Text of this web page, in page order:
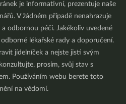
je informativní, prezentuje naše
V žádném případě nenahrazuje
odbornou péči. Jakékoliv uvedené
lékařské rady a doporučení.
jídelníček a nejste jistí svým
prosím, svůj stav s
Používáním webu berete toto
na vědomí.